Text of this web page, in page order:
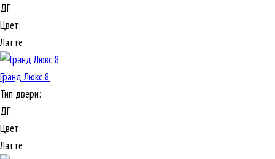
ДГ
Цвет:
Латте
Гранд Люкс 8
Тип двери:
ДГ
Цвет:
Латте